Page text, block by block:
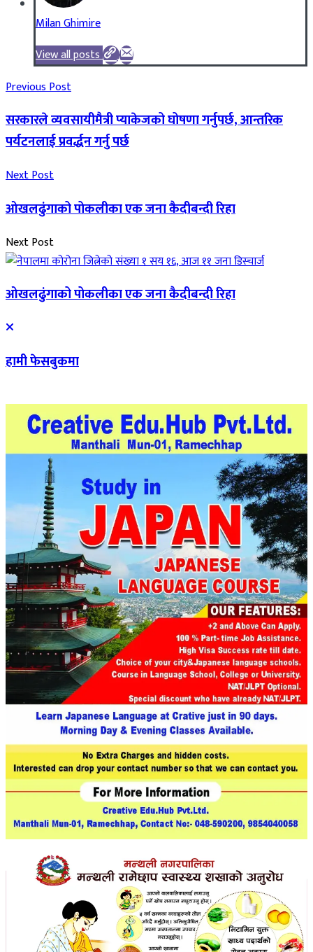
Milan Ghimire
View all posts
Previous Post
सरकारले व्यवसायीमैत्री प्याकेजको घोषणा गर्नुपर्छ, आन्तरिक
पर्यटनलाई प्रवर्द्धन गर्नु पर्छ
Next Post
ओखलढुंगाको पोकलीका एक जना कैदीबन्दी रिहा
Next Post
ओखलढुंगाको पोकलीका एक जना कैदीबन्दी रिहा
हामी फेसबुकमा